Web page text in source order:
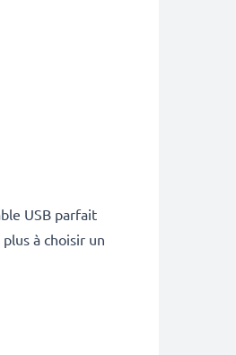
USB parfait
à choisir un